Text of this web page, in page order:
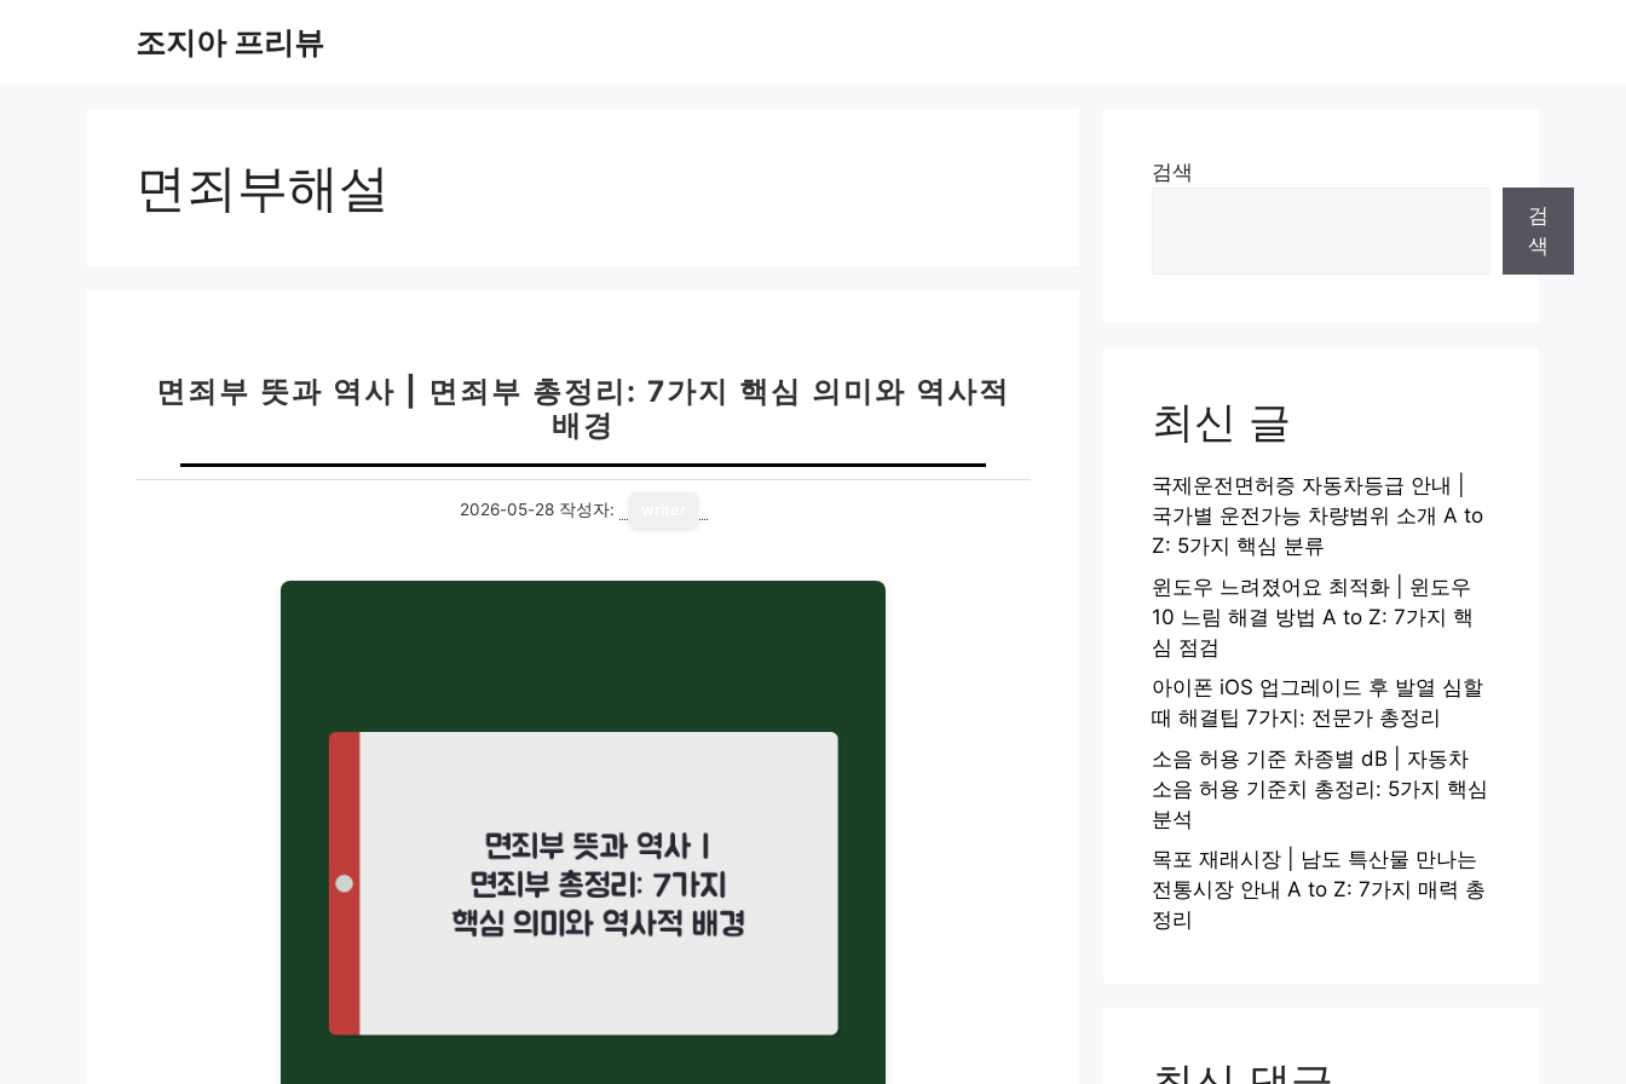
조지아 프리뷰
면죄부해설
면죄부 뜻과 역사 | 면죄부 총정리: 7가지 핵심 의미와 역사적
배경
2026-05-28 작성자:
검색
검
색
최신 글
국제운전면허증 자동차등급 안내 |
국가별 운전가능 차량범위 소개 A to
Z: 5가지 핵심 분류
윈도우 느려졌어요 최적화 | 윈도우
10 느림 해결 방법 A to Z: 7가지 핵
심 점검
아이폰 iOS 업그레이드 후 발열 심할
때 해결팁 7가지: 전문가 총정리
소음 허용 기준 차종별 dB | 자동차
소음 허용 기준치 총정리: 5가지 핵심
분석
목포 재래시장 | 남도 특산물 만나는
전통시장 안내 A to Z: 7가지 매력 총
정리